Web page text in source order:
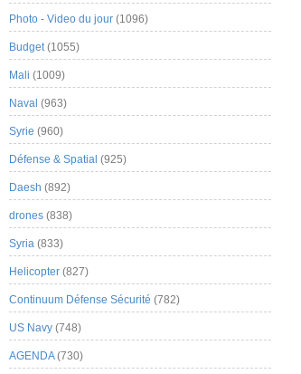
Photo - Video du jour (1096)
Budget(1055)
Mali (1009)
Naval (963)
Syrie (960)
Défense & Spatial (925)
Daesh (892)
drones (838)
Syria (833)
Helicopter (827)
Continuum Défense Sécurité (782)
US Navy (748)
AGENDA(730)